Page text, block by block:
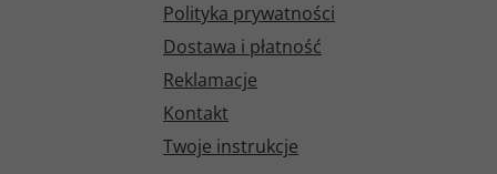
Polityka prywatności
Dostawa i płatność
Reklamacje
Kontakt
Twoje instrukcje